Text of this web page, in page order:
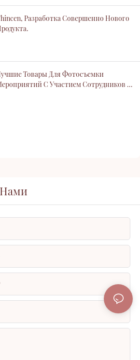
Разработка Совершенно Нового
Товары Для Фотосъемки
С Участием Сотрудников |